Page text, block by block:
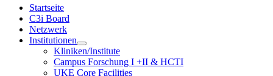
Startseite
C3i Board
Netzwerk
Institutionen
Kliniken/Institute
Campus Forschung I +II & HCTI
UKE Core Facilities